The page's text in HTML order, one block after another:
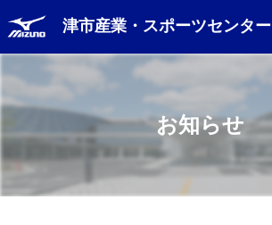
津市産業・スポーツセンター
お知らせ